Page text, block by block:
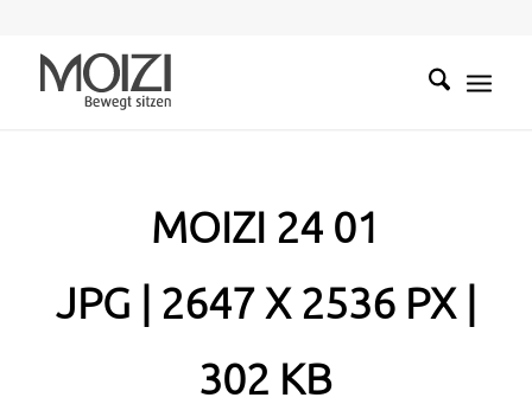
MOIZI 24 01
JPG | 2647 X 2536 PX |
302 KB